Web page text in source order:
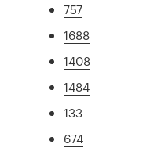
757
1688
1408
1484
133
674